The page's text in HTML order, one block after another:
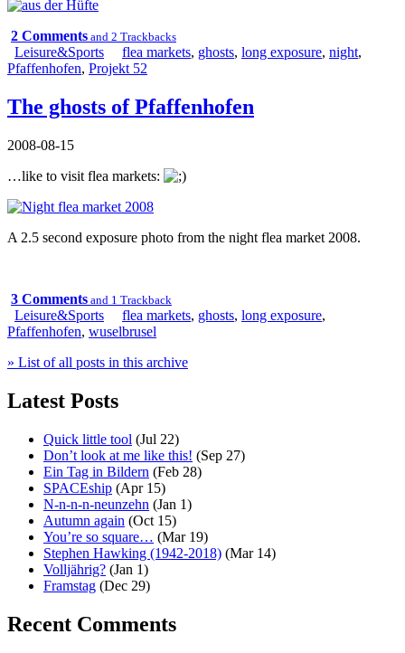
2 Comments and 2 Trackbacks
Leisure&Sports flea markets, ghosts, long exposure, night,
Pfaffenhofen, Projekt 52
The ghosts of Pfaffenhofen
2008-08-15
…like to visit flea markets:
A 2.5 second exposure photo from the night flea market 2008.
3 Comments and 1 Trackback
Leisure&Sports flea markets, ghosts, long exposure,
Pfaffenhofen, wuselbrusel
» List of all posts in this archive
Latest Posts
Quick little tool (Jul 22)
Don’t look at me like this! (Sep 27)
Ein Tag in Bildern (Feb 28)
SPACEship (Apr 15)
N-n-n-n-neunzehn (Jan 1)
Autumn again (Oct 15)
You’re so square… (Mar 19)
Stephen Hawking (1942-2018) (Mar 14)
Volljährig? (Jan 1)
Framstag (Dec 29)
Recent Comments